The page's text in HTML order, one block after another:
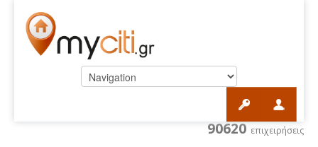
90620 επιχειρήσεις